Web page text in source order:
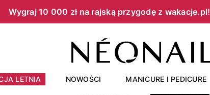
Wygraj 10 000 zł na rajską przygodę z wakacje.pl!​
LETNIA NOWOŚCI MANICURE I PEDICURE